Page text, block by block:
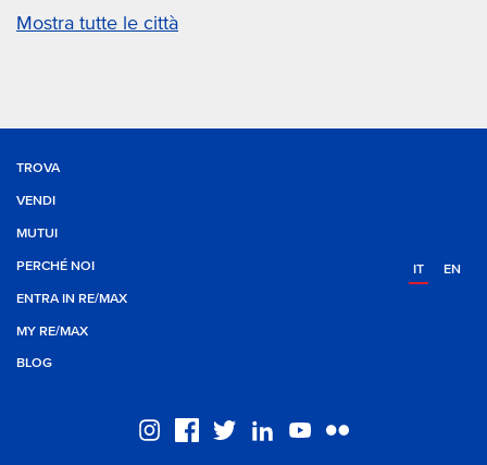
Mostra tutte le città
TROVA
VENDI
MUTUI
PERCHÉ NOI
ENTRA IN RE/MAX
MY RE/MAX
BLOG
IT EN